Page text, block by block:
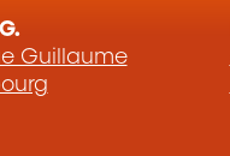
Guillaume